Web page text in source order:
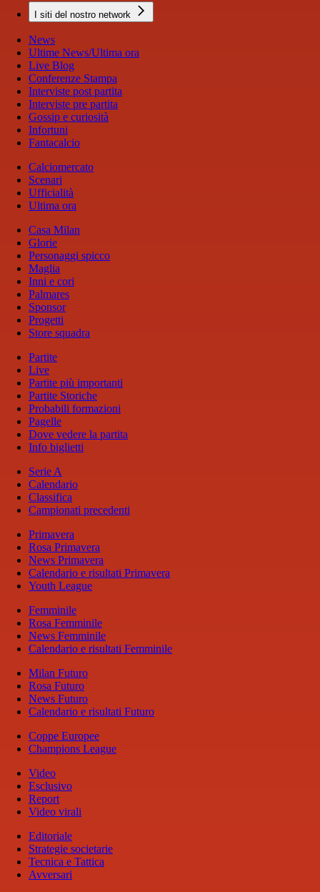
I siti del nostro network
News
Ultime News/Ultima ora
Live Blog
Conferenze Stampa
Interviste post partita
Interviste pre partita
Gossip e curiosità
Infortuni
Fantacalcio
Calciomercato
Scenari
Ufficialità
Ultima ora
Casa Milan
Glorie
Personaggi spicco
Maglia
Inni e cori
Palmares
Sponsor
Progetti
Store squadra
Partite
Live
Partite più importanti
Partite Storiche
Probabili formazioni
Pagelle
Dove vedere la partita
Info biglietti
Serie A
Calendario
Classifica
Campionati precedenti
Primavera
Rosa Primavera
News Primavera
Calendario e risultati Primavera
Youth League
Femminile
Rosa Femminile
News Femminile
Calendario e risultati Femminile
Milan Futuro
Rosa Futuro
News Futuro
Calendario e risultati Futuro
Coppe Europee
Champions League
Video
Esclusivo
Report
Video virali
Editoriale
Strategie societarie
Tecnica e Tattica
Avversari